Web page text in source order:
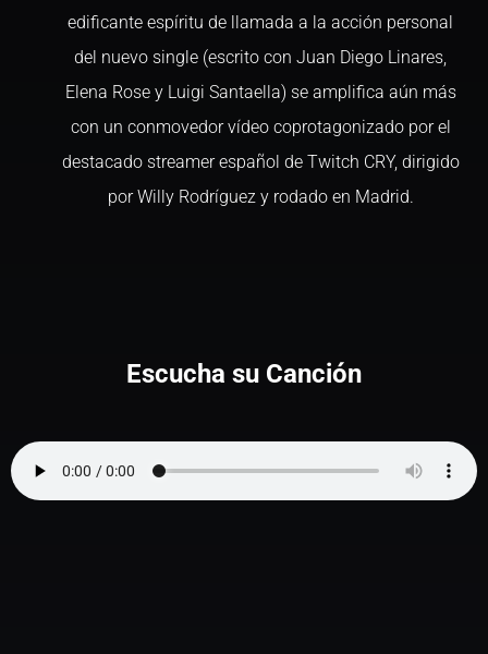
edificante espíritu de llamada a la acción personal
del nuevo single (escrito con Juan Diego Linares,
Elena Rose y Luigi Santaella) se amplifica aún más
con un conmovedor vídeo coprotagonizado por el
destacado streamer español de Twitch CRY, dirigido
por Willy Rodríguez y rodado en Madrid.
Escucha su Canción